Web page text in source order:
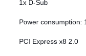
1x D-Sub
Power consumption:
PCI Express x8 2.0